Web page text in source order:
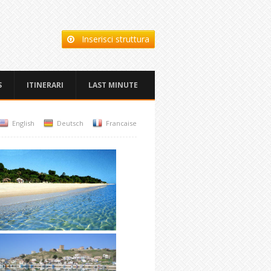
Inserisci struttura
ITINERARI LAST MINUTE
English Deutsch Francaise